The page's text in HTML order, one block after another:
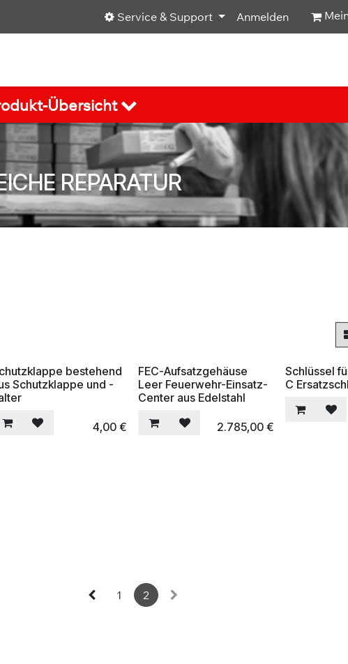
Service & Support Anmelden
Übersicht
REPARATUR
bestehend
Schutzklappe und -
4,00 €
FEC-Aufsatzgehäuse
Leer Feuerwehr-Einsatz-
Center aus Edelstahl
2.785,00€
Schlüssel
C
1 2